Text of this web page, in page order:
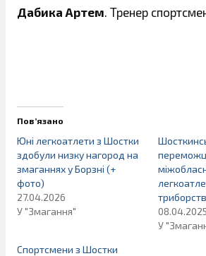
Дабика Артем. Тренер
Пов’язано
Юні легкоатлети з Шостки
здобули низку нагород на
змаганнях у Борзні (+
фото)
27.04.2026
У "Змагання"
08.04.2025
У
Спортсмени з Шостки